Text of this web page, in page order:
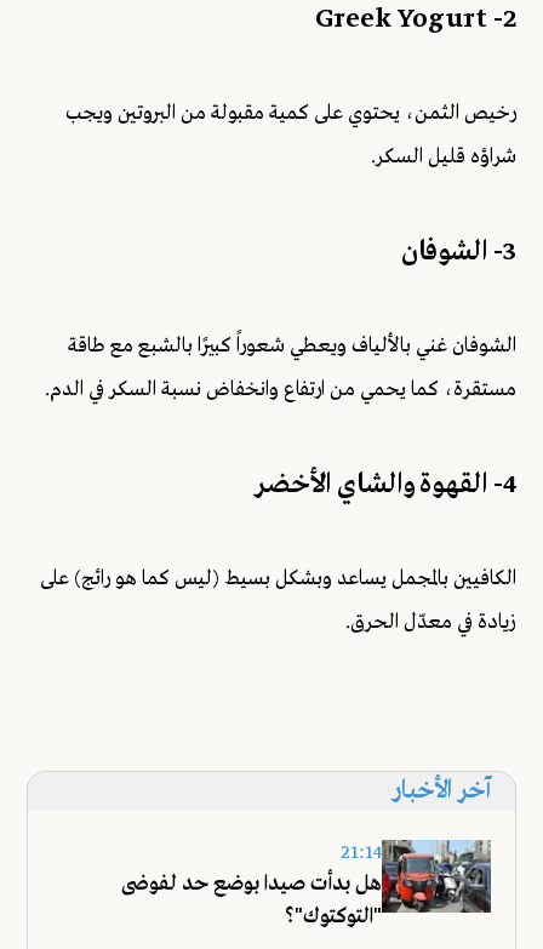
2- Greek Yogurt
رخيص الثمن، يحتوي على كمية مقبولة من البروتين ويجب
شراؤه قليل السكر.
3- الشوفان
الشوفان غني بالألياف ويعطي شعوراً كبيرًا بالشبع مع طاقة
مستقرة، كما يحمي من ارتفاع وانخفاض نسبة السكر في الدم.
4- القهوة والشاي الأخضر
الكافيين بالمجمل يساعد وبشكل بسيط (ليس كما هو رائج) على
زيادة في معدّل الحرق.
آخر الأخبار
21:14
هل بدأت صيدا بوضع حد لفوضى
"التوكتوك"؟